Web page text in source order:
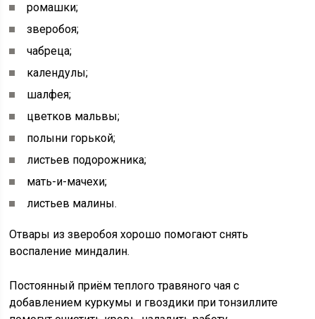
ромашки;
зверобоя;
чабреца;
календулы;
шалфея;
цветков мальвы;
полыни горькой;
листьев подорожника;
мать-и-мачехи;
листьев малины.
Отвары из зверобоя хорошо помогают снять
воспаление миндалин.
Постоянный приём теплого травяного чая с
добавлением куркумы и гвоздики при тонзиллите